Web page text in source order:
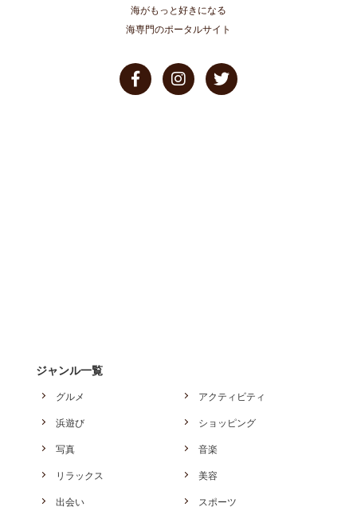
海がもっと好きになる
海専門のポータルサイト
ジャンル一覧
グルメ アクティビティ
浜遊び ショッピング
写真 音楽
リラックス 美容
出会い スポーツ